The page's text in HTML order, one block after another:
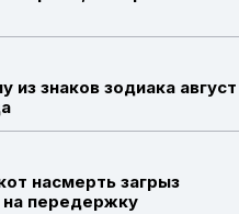
из знаков зодиака август
насмерть загрыз
на передержку